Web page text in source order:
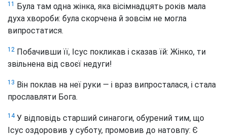
11
Була там одна жінка, яка вісімнадцять років мала
духа хвороби: була скорчена й зовсім не могла
випростатися.
12 Побачивши її, Ісус покликав і сказав їй: Жінко, ти
звільнена від своєї недуги!
13 Він поклав на неї руки — і враз випросталася, і стала
прославляти Бога.
14У відповідь старший синагоги, обурений тим, що
Ісус оздоровив у суботу, промовив до натовпу: Є